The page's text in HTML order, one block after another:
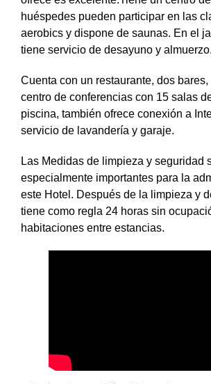
huéspedes pueden participar en las
aerobics y dispone de saunas. En el
tiene servicio de desayuno y almuerzo.
Cuenta con un restaurante, dos
centro de conferencias con 15 salas
piscina, también ofrece conexión a
servicio de lavandería y garaje.
Las Medidas de limpieza y seguridad
especialmente importantes para la
este Hotel. Después de la limpieza y
tiene como regla 24 horas sin
habitaciones entre estancias.